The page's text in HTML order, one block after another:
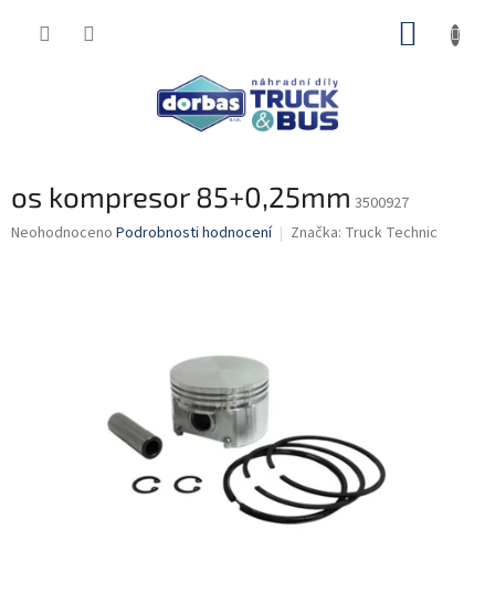
os kompresor 85+0,25mm 3500927
Průměrné
Neohodnoceno Podrobnosti hodnocení Značka: Truck Technic